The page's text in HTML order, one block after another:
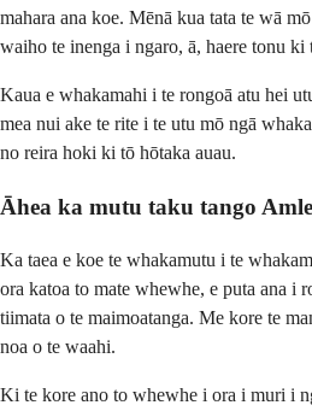
mahara ana koe. Mēnā kua tata te wā
waiho te inenga i ngaro, ā, haere tonu ki
Kaua e whakamahi i te rongoā atu hei
mea nui ake te rite i te utu mō ngā
no reira hoki ki tō hōtaka auau.
Āhea ka mutu taku tango
Ka taea e koe te whakamutu i te
ora katoa to mate whewhe, e puta ana i
tiimata o te maimoatanga. Me kore te
noa o te waahi.
Ki te kore ano to whewhe i ora i muri i